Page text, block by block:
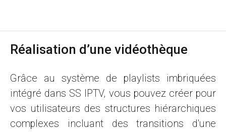
Réalisation d’une vidéothèque
Grâce au système de playlists imbriquées
intégré dans SS IPTV, vous pouvez créer pour
vos utilisateurs des structures hiérarchiques
complexes incluant des transitions d'une